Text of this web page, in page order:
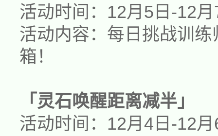
活动时间：12月 5 日-12月
活动内容：每日挑战训
箱 ！
「灵石唤醒距离减半」
活动时间：12月 4 日-12月